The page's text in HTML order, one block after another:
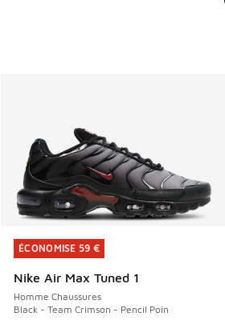
ÉCONOMISE 59 €
Nike Air Max Tuned 1
Homme Chaussures
Black - Team Crimson - Pencil Poin
ÉCONOMISE 59 €